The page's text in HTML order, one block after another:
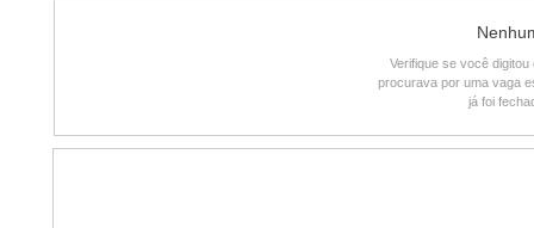
Verifique se você
procurava por uma vaga
já foi